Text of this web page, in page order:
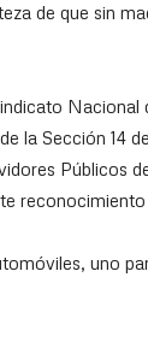
de que sin
la Sección 14
Públicos
uno